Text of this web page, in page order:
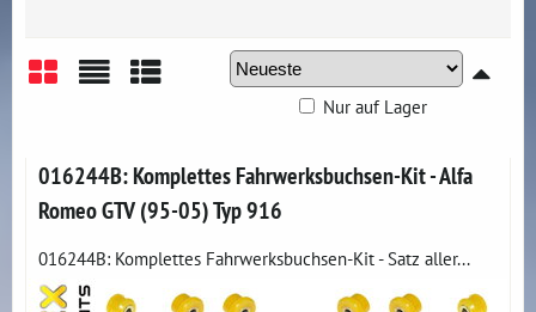
Nur auf Lager
016244B: Komplettes Fahrwerksbuchsen-Kit - Alfa
Romeo GTV (95-05) Typ 916
016244B: Komplettes Fahrwerksbuchsen-Kit - Satz aller...